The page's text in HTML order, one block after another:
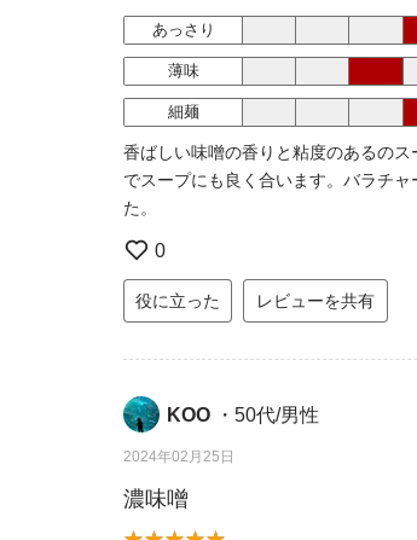
あっさり
薄味
細麺
香ばしい味噌の香りと粘度のあるの
でスープにも良く合います。バラチ
た。
0
役に立った レビューを共有
KOO ・50代/男性
2024年02月25日
濃味噌